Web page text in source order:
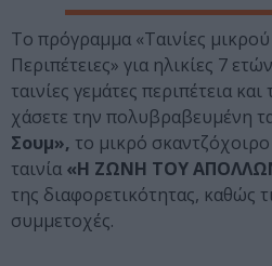
Το πρόγραμμα «Ταινίες
Περιπέτειες» για ηλικίες 7
ταινίες γεμάτες περιπέτεια
χάσετε την πολυβραβευμένη
Σουμ», το μικρό σκαντζόχοιρο
ταινία «Η ΖΩΝΗ ΤΟΥ
της διαφορετικότητας, καθώς
συμμετοχές.